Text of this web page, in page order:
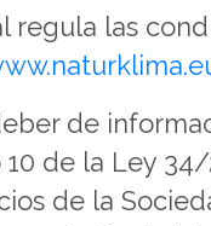
regula las
de
de la Ley 34/
de la